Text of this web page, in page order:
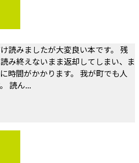
読みましたが大変良い本です。 残
み終えないまま返却してしまい、ま
時間がかかります。 我が町でも人
読ん...